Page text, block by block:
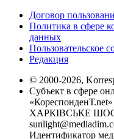
Договор
Политика в сфере
данных
Пользовательское
Редакция
© 2000-2026,
Субъект в сфере
ХАРКІВСЬКЕ ШОСЕ,
Идентификатор